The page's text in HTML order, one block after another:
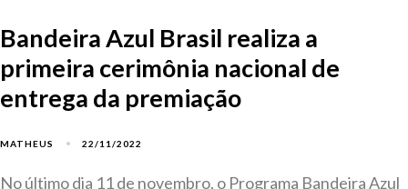
Bandeira Azul Brasil realiza a
primeira cerimônia nacional de
entrega da premiação
MATHEUS 22/11/2022
No último dia 11 de novembro, o Programa Bandeira Azul